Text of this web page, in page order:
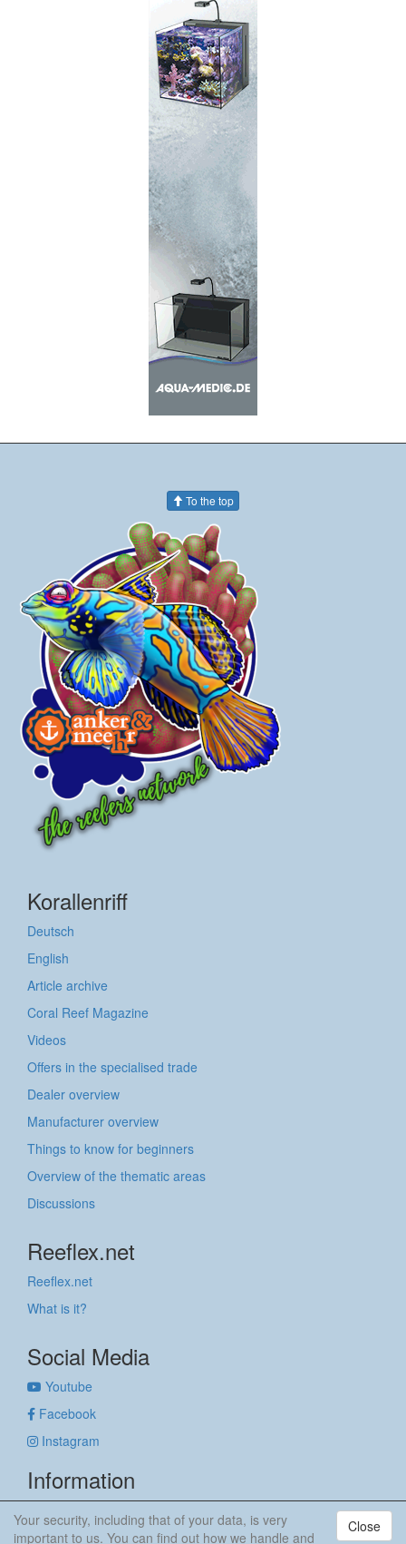
To the top
Korallenriff
Deutsch
English
Article archive
Coral Reef Magazine
Videos
Offers in the specialised trade
Dealer overview
Manufacturer overview
Things to know for beginners
Overview of the thematic areas
Discussions
Reeflex.net
Reeflex.net
What is it?
Social Media
Youtube
Facebook
Instagram
Information
Privacy policy
Close
Your security, including that of your data, is very
important to us. You can find out how we handle and